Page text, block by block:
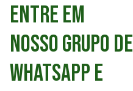
ENTRE EM
NOSSO GRUPO DE
WHATSAPP E